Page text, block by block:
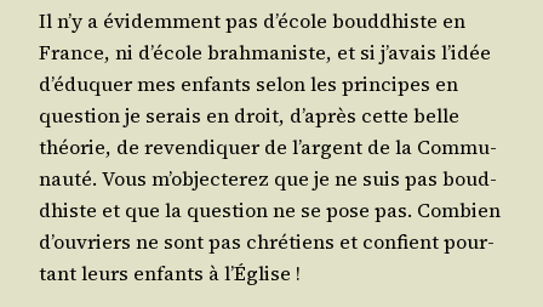
Il n’y a évi­dem­ment pas d’é­cole boud­dhiste en
France, ni d’é­cole brah­ma­niste, et si j’a­vais l’i­dée
d’é­du­quer mes enfants selon les prin­cipes en
ques­tion je serais en droit, d’a­près cette belle
théo­rie, de reven­di­quer de l’argent de la Com­mu­
nau­té. Vous m’ob­jec­te­rez que je ne suis pas boud­
dhiste et que la ques­tion ne se pose pas. Com­bien
d’ou­vriers ne sont pas chré­tiens et confient pour­
tant leurs enfants à l’Église !